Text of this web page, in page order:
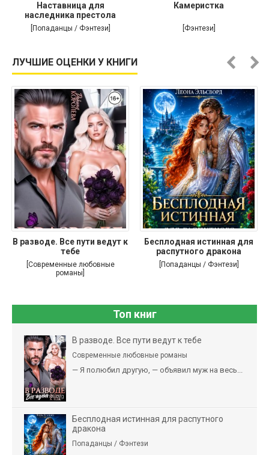
Наставница для
наследника престола
[Попаданцы / Фэнтези]
Камеристка
[Фэнтези]
ЛУЧШИЕ ОЦЕНКИ У КНИГИ
В разводе. Все пути ведут к
тебе
[Современные любовные
романы]
Бесплодная истинная для
распутного дракона
[Попаданцы / Фэнтези]
Топ книг
В разводе. Все пути ведут к тебе
Современные любовные романы
— Я полюбил другую, — объявил муж на весь...
Бесплодная истинная для распутного
дракона
Попаданцы / Фэнтези